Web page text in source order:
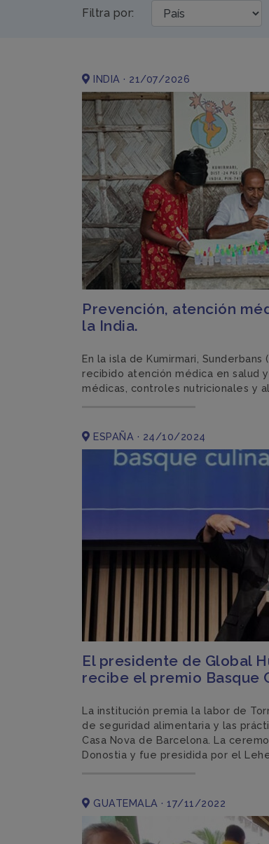
Filtra por:
INDIA · 21/07/2026
Prevención, atención
la India.
En la isla de Kumirmari,
recibido atención médica en salud
médicas, controles nutricionales y
ESPAÑA · 24/10/2024
El presidente de Global
recibe el premio Basque
La institución premia la labor de
de seguridad alimentaria y las
Casa Nova de Barcelona. La
Donostia y fue presidida por el
GUATEMALA · 17/11/2022